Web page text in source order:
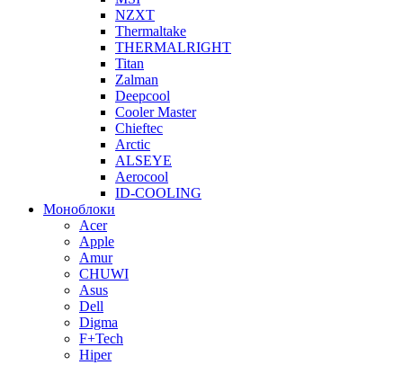
NZXT
Thermaltake
THERMALRIGHT
Titan
Zalman
Deepcool
Cooler Master
Chieftec
Arctic
ALSEYE
Aerocool
ID-COOLING
Моноблоки
Acer
Apple
Amur
CHUWI
Asus
Dell
Digma
F+Tech
Hiper